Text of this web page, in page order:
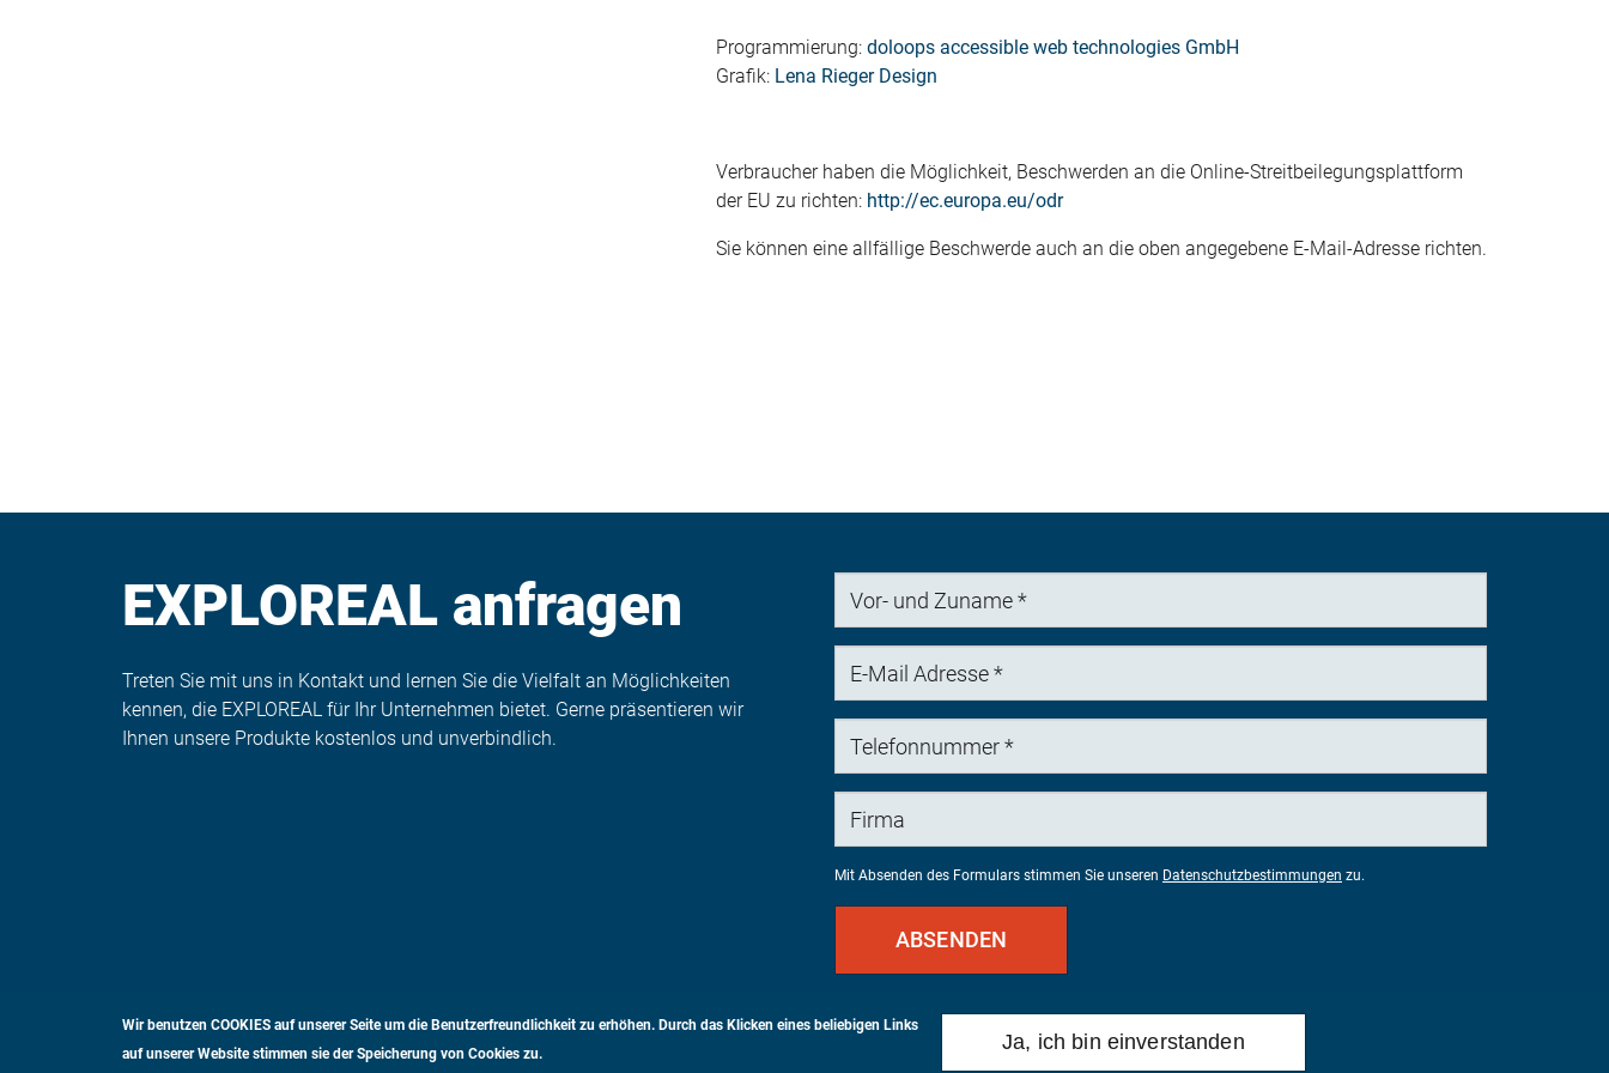
Programmierung: doloops accessible web technologies GmbH
Grafik: Lena Rieger Design
Verbraucher haben die Möglichkeit, Beschwerden an die Online-Streitbeilegungsplattform
der EU zu richten: http://ec.europa.eu/odr
Sie können eine allfällige Beschwerde auch an die oben angegebene E-Mail-Adresse richten.
EXPLOREAL anfragen
Treten Sie mit uns in Kontakt und lernen Sie die Vielfalt an Möglichkeiten
kennen, die EXPLOREAL für Ihr Unternehmen bietet. Gerne präsentieren wir
Ihnen unsere Produkte kostenlos und unverbindlich.
und
Zuname
Mail
Adresse
Mit Absenden des Formulars stimmen Sie unseren Datenschutzbestimmungen zu.
ABSENDEN
Wir benutzen COOKIES auf unserer Seite um die Benutzerfreundlichkeit zu erhöhen. Durch das Klicken eines beliebigen Links
auf unserer Website stimmen sie der Speicherung von Cookies zu.
Ja, ich bin einverstanden